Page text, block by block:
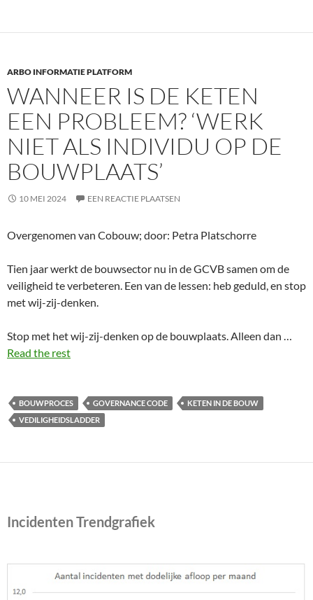
ARBO INFORMATIE PLATFORM
WANNEER IS DE KETEN
EEN PROBLEEM? ‘WERK
NIET ALS INDIVIDU OP DE
BOUWPLAATS’
10 MEI 2024 EEN REACTIE PLAATSEN
Overgenomen van Cobouw; door: Petra Platschorre
Tien jaar werkt de bouwsector nu in de GCVB samen om de
veiligheid te verbeteren. Een van de lessen: heb geduld, en stop
met wij-zij-denken.
Stop met het wij-zij-denken op de bouwplaats. Alleen dan …
Read the rest
BOUWPROCES GOVERNANCE CODE
KETEN IN DE BOUW
VEDILIGHEIDSLADDER
Incidenten Trendgrafiek